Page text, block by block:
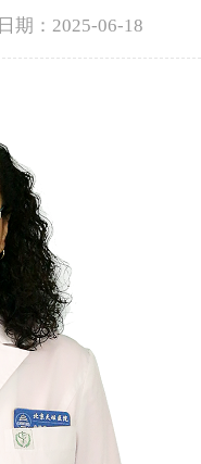
日期：2025-06-18